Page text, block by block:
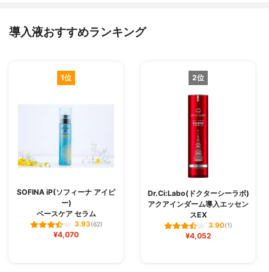
導入液おすすめランキング
1位
SOFINA iP(ソフィーナ アイピ
ー)
ベースケア セラム
3.93(62)
¥4,070
2位
Dr.Ci:Labo(ドクターシーラボ)
アクアインダーム導入エッセン
スEX
3.90(1)
¥4,052